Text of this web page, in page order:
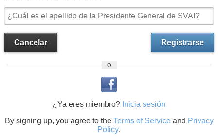
Registrarse
Cancelar
O
¿Ya eres miembro? Inicia sesión
By signing up, you agree to the Terms of Serviceand Privacy
Policy.